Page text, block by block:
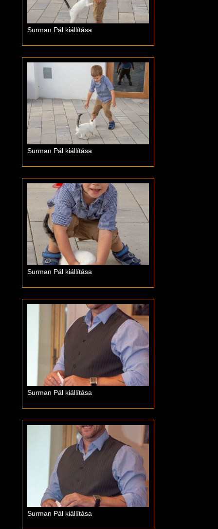
Surman Pál kiállítása
Surman Pál kiállítása
Surman Pál kiállítása
Surman Pál kiállítása
Surman Pál kiállítása